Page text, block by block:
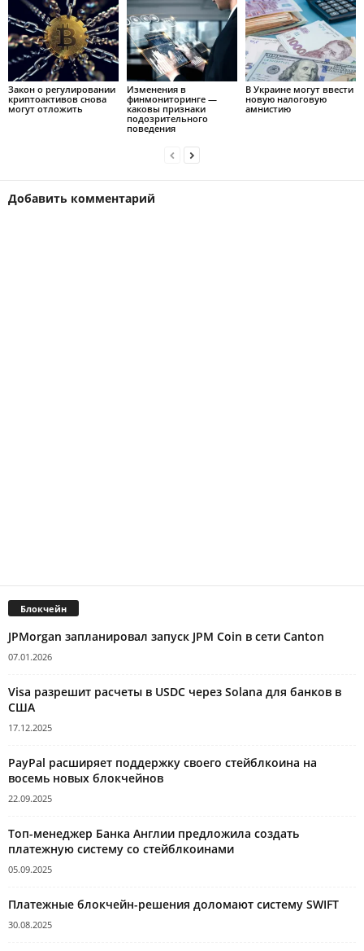
Закон о регулировании
криптоактивов снова
могут отложить
Изменения в
финмониторинге —
каковы признаки
подозрительного
поведения
В Украине могут ввести
новую налоговую
амнистию
Добавить комментарий
Блокчейн
JPMorgan запланировал запуск JPM Coin в сети Canton
07.01.2026
Visa разрешит расчеты в USDC через Solana для банков в
США
17.12.2025
PayPal расширяет поддержку своего стейблкоина на
восемь новых блокчейнов
22.09.2025
Топ-менеджер Банка Англии предложила создать
платежную систему со стейблкоинами
05.09.2025
Платежные блокчейн-решения доломают систему SWIFT
30.08.2025